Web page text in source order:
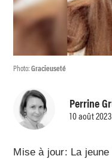
Photo:Gracieuseté
Perrine
10 août
Mise à jour: La